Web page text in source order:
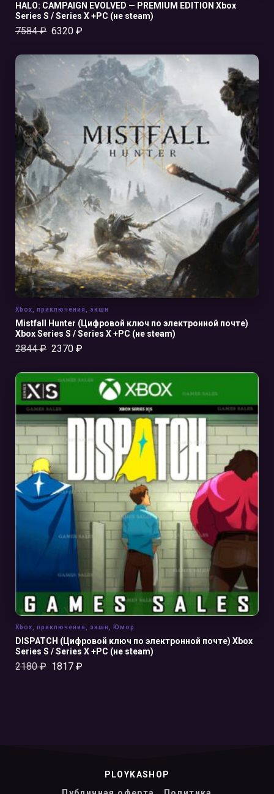
HALO: CAMPAIGN EVOLVED — PREMIUM EDITION Xbox
Series S / Series X +PC (не steam)
7584₽ 6320 ₽
В КОРЗИНУ
Mistfall Hunter (Цифровой ключ по электронной почте)
Xbox Series S / Series X +PC (не steam)
2844₽ 2370 ₽
Xbox приключения экшн
В КОРЗИНУ
DISPATCH (Цифровой ключ по электронной почте) Xbox
Series S / Series X +PC (не steam)
2180₽ 1817 ₽
Xbox приключения экшн Юмор
PLOYKASHOP